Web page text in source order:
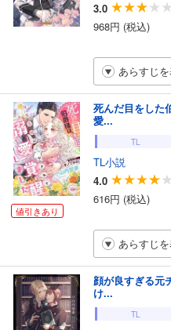
3.0
968円 (税込)
あらすじ
値引きあり
死んだ目をした
愛...
TL
TL小説
4.0
616円 (税込)
あらすじ
顔が良すぎる元
け...
TL